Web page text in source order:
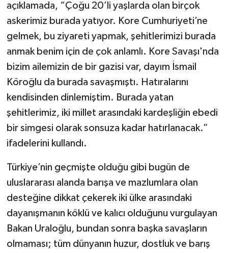
açıklamada, “Çoğu 20’li yaşlarda olan birçok
askerimiz burada yatıyor. Kore Cumhuriyeti’ne
gelmek, bu ziyareti yapmak, şehitlerimizi burada
anmak benim için de çok anlamlı. Kore Savaşı'nda
bizim ailemizin de bir gazisi var, dayım İsmail
Köroğlu da burada savaşmıştı. Hatıralarını
kendisinden dinlemiştim. Burada yatan
şehitlerimiz, iki millet arasındaki kardeşliğin ebedi
bir simgesi olarak sonsuza kadar hatırlanacak.”
ifadelerini kullandı.
Türkiye’nin geçmişte olduğu gibi bugün de
uluslararası alanda barışa ve mazlumlara olan
desteğine dikkat çekerek iki ülke arasındaki
dayanışmanın köklü ve kalıcı olduğunu vurgulayan
Bakan Uraloğlu, bundan sonra başka savaşların
olmaması; tüm dünyanın huzur, dostluk ve barış